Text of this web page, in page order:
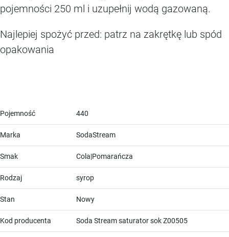
pojemności 250 ml i uzupełnij wodą gazowaną.
Najlepiej spożyć przed: patrz na zakrętkę lub spód
opakowania
Pojemność 440
Marka SodaStream
Smak Cola|Pomarańcza
Rodzaj syrop
Stan Nowy
Kod producenta Soda Stream saturator sok Z00505